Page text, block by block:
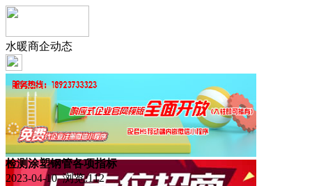
水暖商企动态
检测涂塑钢管各项指标
2023-04-10 浏览:112